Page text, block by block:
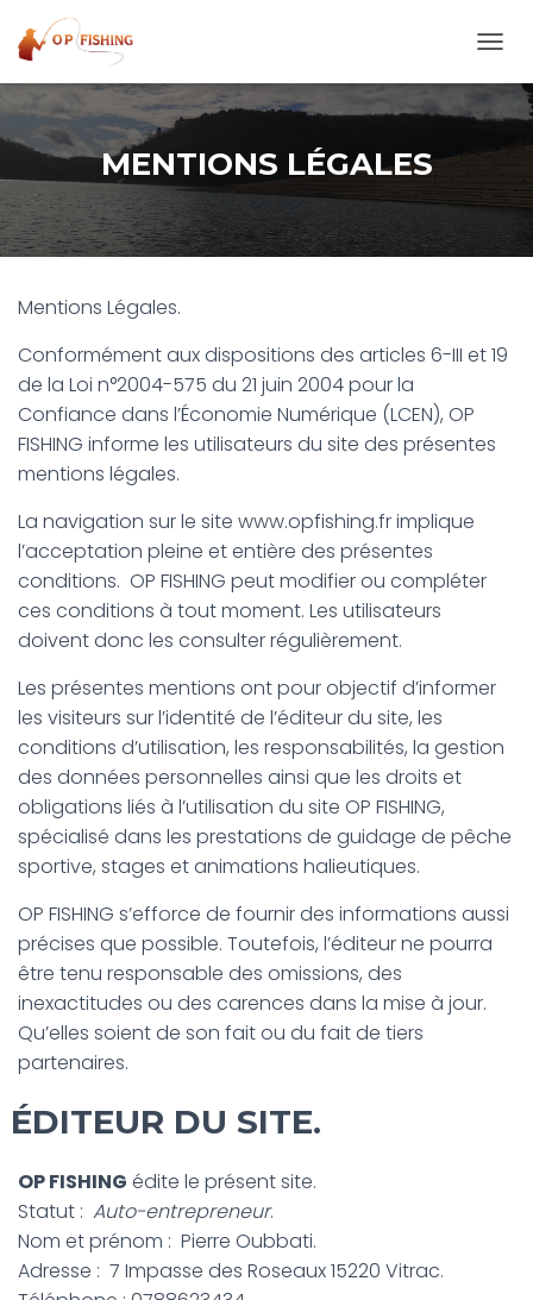
U
R
I
R
L
V
MENTIONS LÉGALES
Mentions Légales.
Conformément aux dispositions des articles 6-III et 19
de la Loi n°2004-575 du 21 juin 2004 pour la
Confiance dans l’Économie Numérique (LCEN), OP
FISHING informe les utilisateurs du site des présentes
mentions légales.
La navigation sur le site www.opfishing.fr implique
l’acceptation pleine et entière des présentes
conditions. OP FISHING peut modifier ou compléter
ces conditions à tout moment. Les utilisateurs
doivent donc les consulter régulièrement.
Les présentes mentions ont pour objectif d’informer
les visiteurs sur l’identité de l’éditeur du site, les
conditions d’utilisation, les responsabilités, la gestion
des données personnelles ainsi que les droits et
obligations liés à l’utilisation du site OP FISHING,
spécialisé dans les prestations de guidage de pêche
sportive, stages et animations halieutiques.
OP FISHING s’efforce de fournir des informations aussi
précises que possible. Toutefois, l’éditeur ne pourra
être tenu responsable des omissions, des
inexactitudes ou des carences dans la mise à jour.
Qu’elles soient de son fait ou du fait de tiers
partenaires.
ÉDITEUR DU SITE.
OP FISHING édite le présent site.
Statut : Auto-entrepreneur.
Nom et prénom : Pierre Oubbati.
Adresse : 7 Impasse des Roseaux 15220 Vitrac.